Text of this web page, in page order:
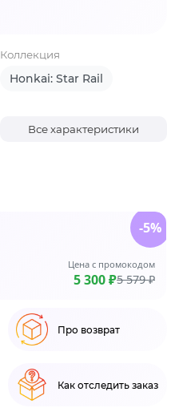
Коллекция
Honkai: Star Rail
Все характеристики
Цена с промокодом
5 300 ₽5 579 ₽
-5%
Про возврат
Как отследить заказ